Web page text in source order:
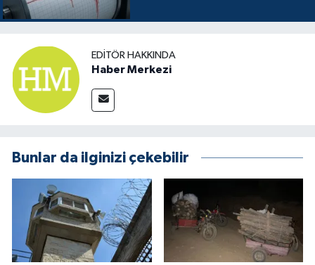
EDITÖR HAKKINDA
Haber Merkezi
Bunlar da ilginizi çekebilir